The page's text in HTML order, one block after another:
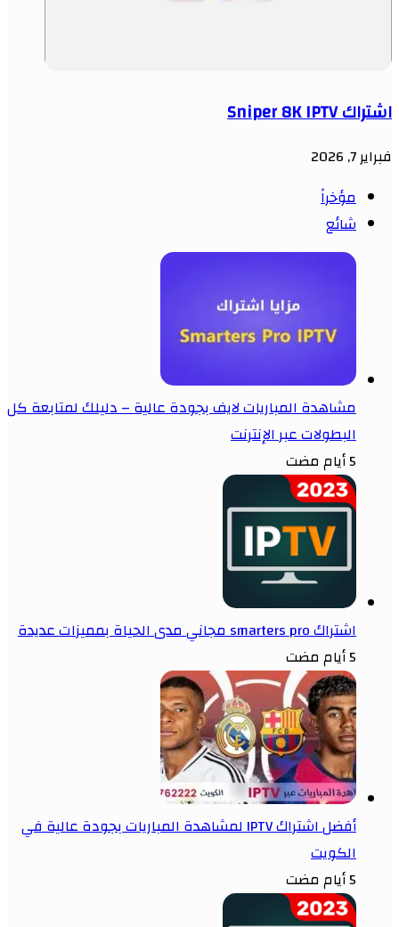
اشتراك Sniper 8K IPTV
فبراير 7, 2026
مؤخراً
شائع
مشاهدة المباريات لايف بجودة عالية – دليلك لمتابعة كل
البطولات عبر الإنترنت
5 أيام مضت
اشتراك smarters pro مجاني مدى الحياة بمميزات عديدة
5 أيام مضت
أفضل اشتراك IPTV لمشاهدة المباريات بجودة عالية في
الكويت
5 أيام مضت